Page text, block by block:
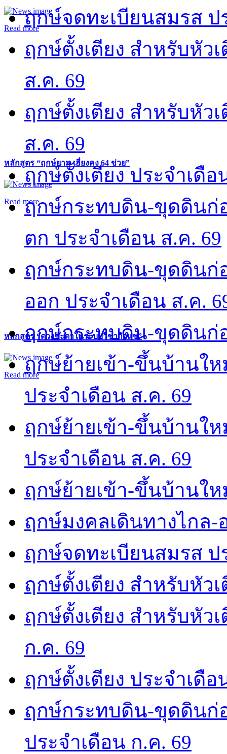
Read more
หลักสูตร “ฤกษ์ยาม เฮี่ยงคง 64 ข่วย”
Read more
หลักสูตร “ดวงชะตาในระบบวิชากิวแช”
Read more
ฤกษ์จดทะเบียนสมรส ป
ฤกษ์ตั้งเตียง สำหรับหัว
ส.ค. 69
ฤกษ์ตั้งเตียง สำหรับหัว
ส.ค. 69
ฤกษ์ตั้งเตียง ประจำเดือ
ฤกษ์กระทบดิน-ขุดดินก่
ตก ประจำเดือน ส.ค. 69
ฤกษ์กระทบดิน-ขุดดินก่
ออก ประจำเดือน ส.ค.
ฤกษ์กระทบดิน-ขุดดินก่
ฤกษ์ย้ายเข้า-ขึ้นบ้านใ
ประจำเดือน ส.ค. 69
ฤกษ์ย้ายเข้า-ขึ้นบ้านใ
ประจำเดือน ส.ค. 69
ฤกษ์ย้ายเข้า-ขึ้นบ้านให
ฤกษ์มงคลเดินทางไกล-
ฤกษ์จดทะเบียนสมรส ป
ฤกษ์ตั้งเตียง สำหรับหัว
ฤกษ์ตั้งเตียง สำหรับหัว
ก.ค. 69
ฤกษ์ตั้งเตียง ประจำเดือ
ฤกษ์กระทบดิน-ขุดดินก่
ประจำเดือน ก.ค. 69